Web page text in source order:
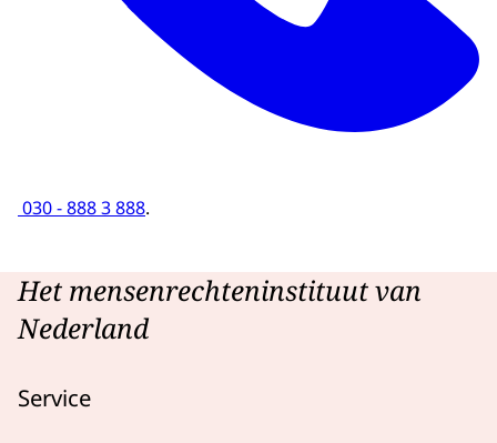
030 - 888 3 888.
Het mensenrechteninstituut van
Nederland
Service